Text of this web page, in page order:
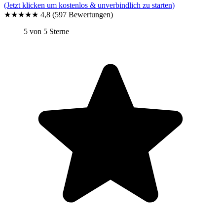
(Jetzt klicken um kostenlos & unverbindlich zu starten)
★★★★★ 4,8 (597 Bewertungen)
5 von 5 Sterne